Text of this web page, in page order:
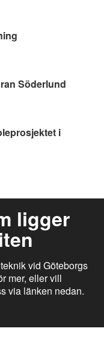
Söderlund
i
ligger
vid Göteborgs
mer, eller vill
via länken nedan.